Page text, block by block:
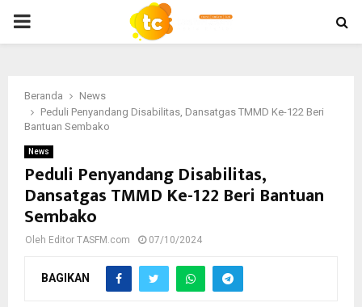
PRIMARY
Beranda
News
Peduli Penyandang Disabilitas, Dansatgas TMMD Ke-122 Beri
Bantuan Sembako
News
Peduli Penyandang Disabilitas,
Dansatgas TMMD Ke-122 Beri Bantuan
Sembako
Oleh Editor TASFM.com 07/10/2024
BAGIKAN